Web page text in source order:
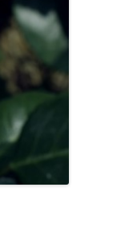
COCINA
FLORES
PAISAJES
PIEDRAS